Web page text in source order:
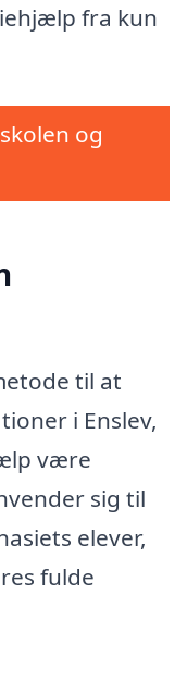
fra kun
og
til at
i Enslev,
være
sig til
elever,
fulde